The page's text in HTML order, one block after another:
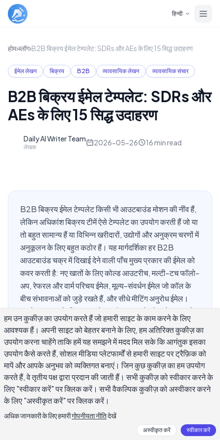
हिन्दी
होम›ब्लॉग›B2B बिक्रय ईमेल टेम्पलेट: SDRs और AEs के लिए 15 सिद्ध उदाहरण
ईमेल लेखन बिक्रय B2B व्यावसायिक लेखन व्यावसायिक संचार
B2B बिक्रय ईमेल टेम्पलेट: SDRs और
AEs के लिए 15 सिद्ध उदाहरण
Daily AI Writer Team
लेखक
2026-05-26 16 min read
B2B बिक्रय ईमेल टेम्पलेट किसी भी आउटबाउंड मोशन की नींव हैं,
लेकिन अधिकांश बिक्रय टीमें ऐसे टेम्पलेट का उपयोग करती हैं जो या
तो बहुत सामान्य हैं या विभिन्न खरीदारों, उद्योगों और अनुक्रम चरणों में
अनुकूलन के लिए बहुत कठोर हैं। यह मार्गदर्शिका हर B2B
आउटबाउंड चक्र में दिखाई देने वाली पाँच मुख्य प्रकार की ईमेल को
कवर करती है: नए खातों के लिए कोल्ड आउटरीच, मल्टी-टच फॉलो-
अप, रेफरल और वार्म परिचय ईमेल, मूल्य-संवर्धन ईमेल जो कॉल के
बीच संभावनाओं को जुड़े रखते हैं, और सीधे मीटिंग अनुरोध ईमेल।
प्रत्येक प्रकार के लिए, आपको एक तैयार-उपयोग टेम्पलेट, इसकी
संरचना के पीछे की तर्क, और व्यक्तिगतकरण चर मिलते हैं जो
निर्धारित करते हैं कि क्या संदेश प्रासंगिक या स्वचालित के रूप में पढ़ा
जाता है।
वास्तव में काम करने वाला B2B बिक्रय ईमेल
टेम्पलेट क्या बनाता है?
अधिकांश B2B बिक्रय ईमेल टेम्पलेट विफल होते हैं क्योंकि वे प्रेषक के
हम उन कुकीज़ का उपयोग करते हैं जो हमारी साइट के काम करने के लिए
आवश्यक हैं। अपनी साइट को बेहतर बनाने के लिए, हम अतिरिक्त कुकीज़ का
उपयोग करना चाहेंगे ताकि हमें यह समझने में मदद मिल सके कि आगंतुक इसका
उपयोग कैसे करते हैं, सोशल मीडिया प्लेटफार्मों से हमारी साइट पर ट्रैफ़िक को
मापें और आपके अनुभव को व्यक्तिगत बनाएं। जिन कुछ कुकीज़ का हम उपयोग
करते हैं, वे तृतीय पक्ष द्वारा प्रदान की जाती हैं। सभी कुकीज़ को स्वीकार करने के
लिए "स्वीकार करें" पर क्लिक करें। सभी वैकल्पिक कुकीज़ को अस्वीकार करने
के लिए "अस्वीकृत करें" पर क्लिक करें।
अधिक जानकारी के लिए हमारीगोपनीयता नीतिदेखें
अस्वीकृत करें स्वीकार करें